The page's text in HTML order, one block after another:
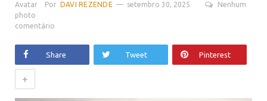
Por DAVI REZENDE setembro 30, 2025 Nenhum
comentário
Share Tweet Pinterest
+